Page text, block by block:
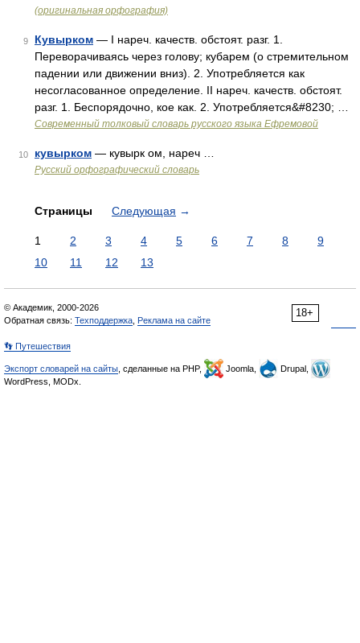
(оригинальная орфография)
9 Кувырком — I нареч. качеств. обстоят. разг. 1.
Переворачиваясь через голову; кубарем (о стремительном
падении или движении вниз). 2. Употребляется как
несогласованное определение. II нареч. качеств. обстоят.
разг. 1. Беспорядочно, кое как. 2. Употребляется&#8230; …
Современный толковый словарь русского языка Ефремовой
10 кувырком — кувырк ом, нареч …
Русский орфографический словарь
Страницы Следующая →
1 2 3 4 5 6 7 8
9
10
11 12 13
18+
© Академик, 2000-2026
Обратная связь: Техподдержка Реклама на сайте
👣 Путешествия
Экспорт словарей на сайты , сделанные на PHP, Joomla,
Drupal,
WordPress, MODx.